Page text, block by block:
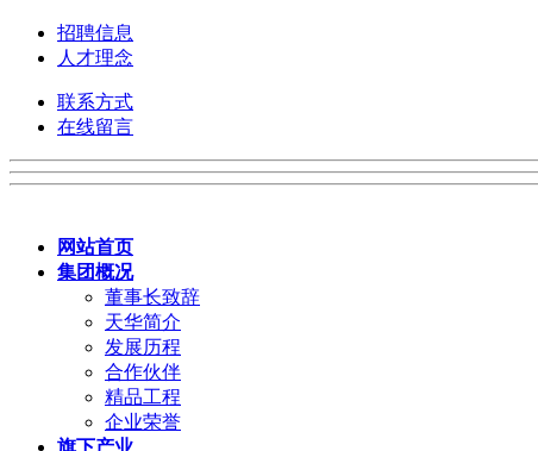
招聘信息
人才理念
联系方式
在线留言
网站首页
集团概况
董事长致辞
天华简介
发展历程
合作伙伴
精品工程
企业荣誉
旗下产业